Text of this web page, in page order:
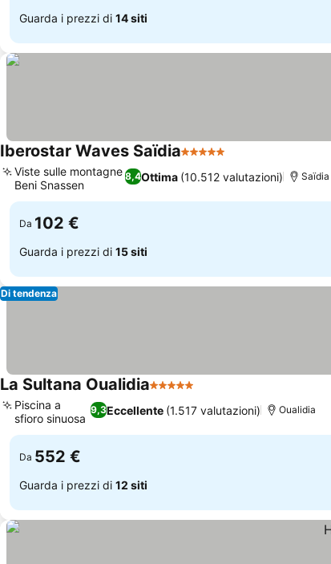
Guarda i prezzi di 14 siti
Iberostar Waves Saïdia5 Stelle
8,4Ottima (10.512 valutazioni)
Viste sulle montagne
Beni Snassen
Saïdia
Da 102 €
Guarda i prezzi di 15 siti
Di tendenza
La Sultana Oualidia5 Stelle
9,3Eccellente (1.517 valutazioni)
Piscina a
sfioro sinuosa
Oualidia
Da 552 €
Guarda i prezzi di 12 siti